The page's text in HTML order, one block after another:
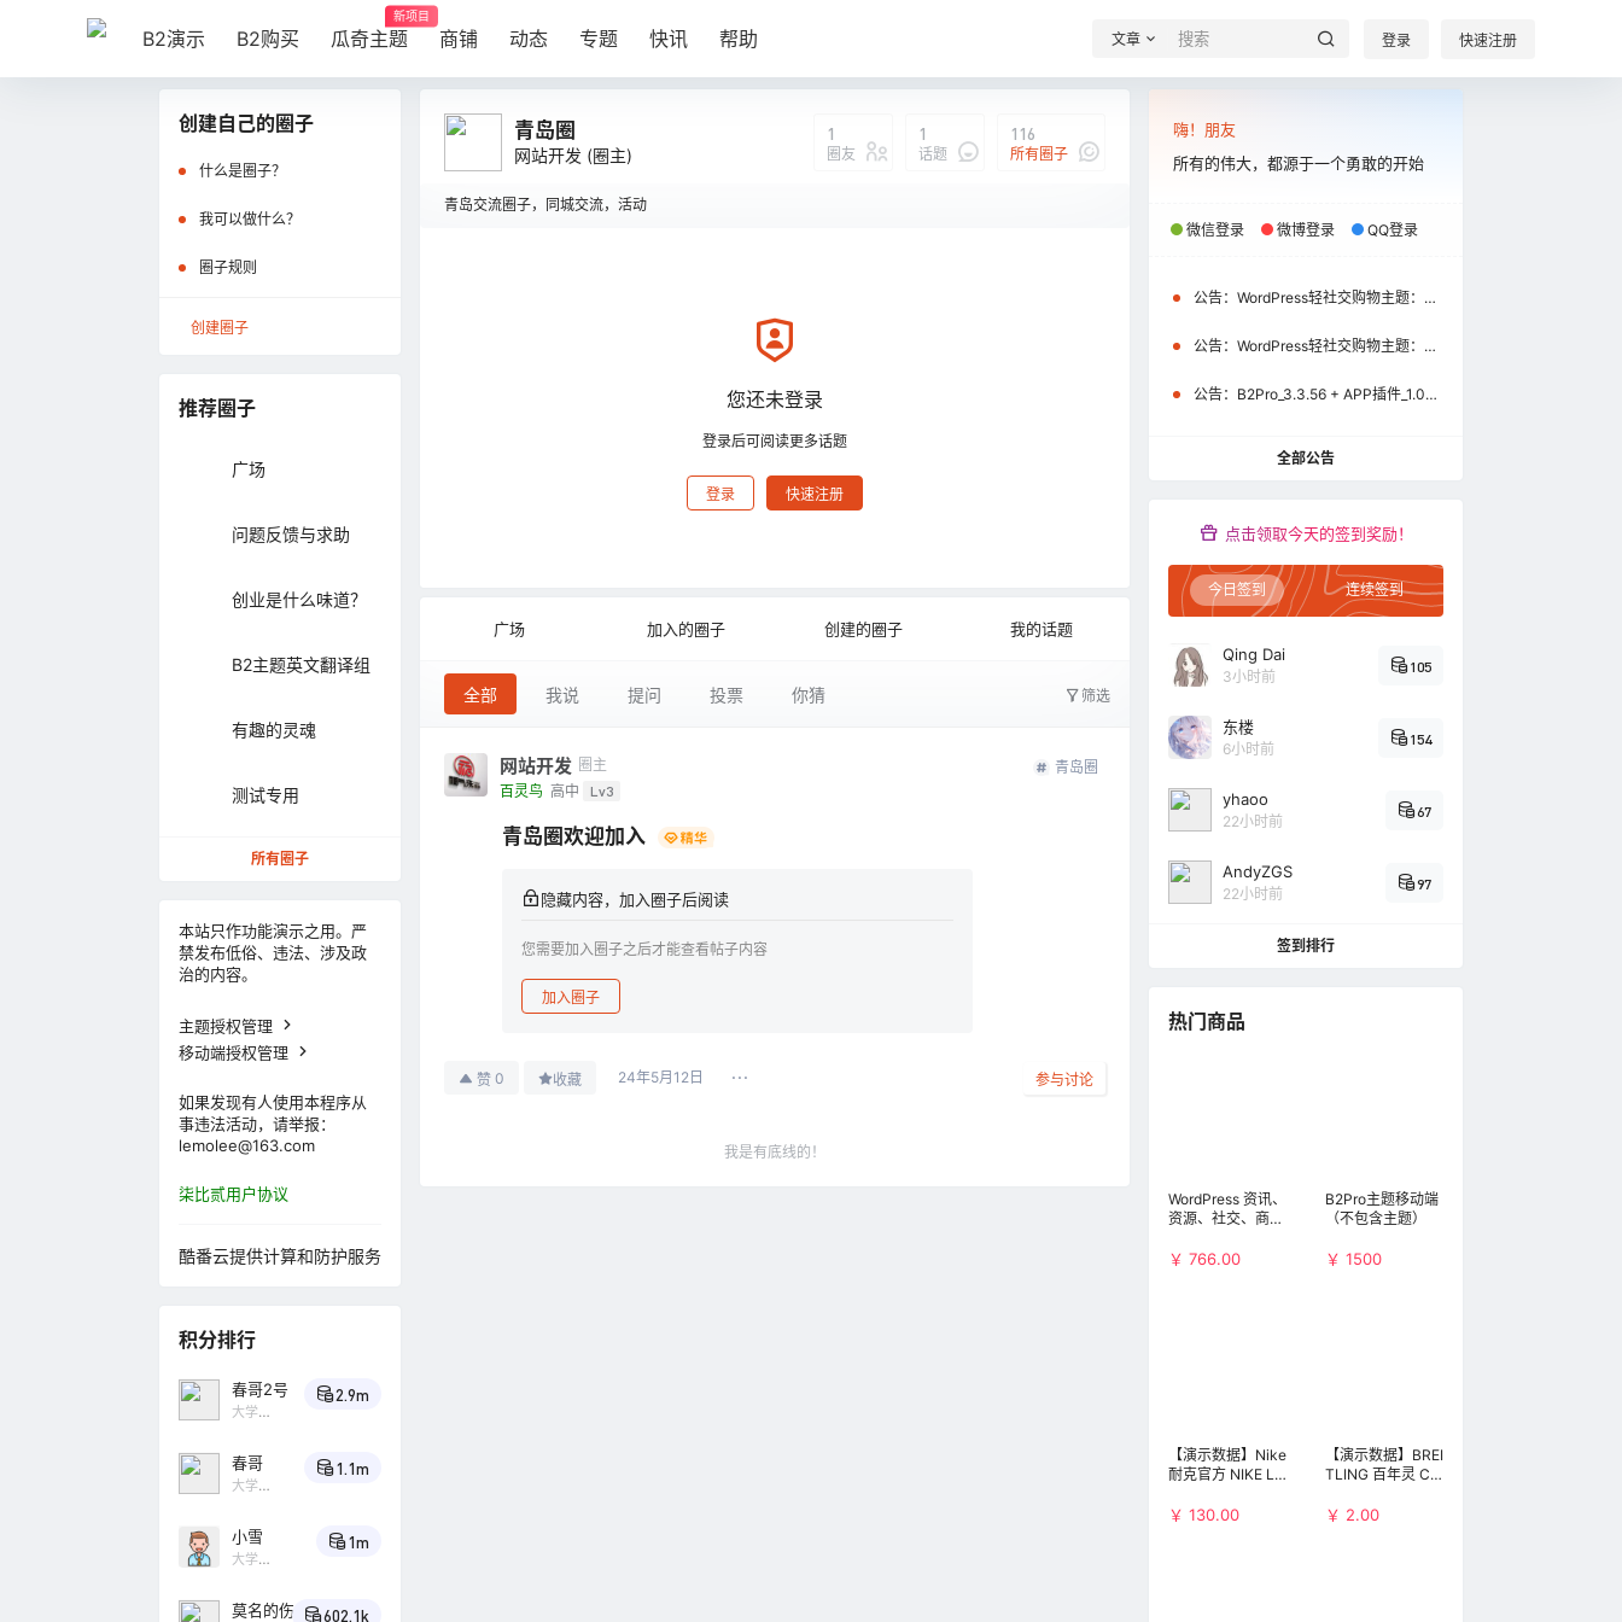
B2演示 B2购买 瓜奇主题
新项目
商铺 动态 专题 快讯 帮助 文章 登录 快速注册
创建自己的圈子
什么是圈子？
我可以做什么？
圈子规则
创建圈子
推荐圈子
广场
问题反馈与求助
创业是什么味道？
B2主题英文翻译组
有趣的灵魂
测试专用
所有圈子
本站只作功能演示之用。严
禁发布低俗、违法、涉及政
治的内容。
主题授权管理
移动端授权管理
如果发现有人使用本程序从
事违法活动，请举报：
lemolee@163.com
柒比贰用户协议
酷番云提供计算和防护服务
积分排行
春哥2号
大学
2.9m
春哥
大学
灵鸟
1.1m
小雪
大学
乌鸦
1m
莫名的伤 602.1k
青岛圈
网站开发 (圈主)
1
圈友
1
话题
116
所有圈子
青岛交流圈子，同城交流，活动
您还未登录
登录后可阅读更多话题
登录 快速注册
广场 加入的圈子 创建的圈子 我的话题
全部 我说 提问 投票 你猜 筛选
网站开发 圈主
百灵鸟 高中 Lv3
青岛圈
青岛圈欢迎加入
隐藏内容，加入圈子后阅读
您需要加入圈子之后才能查看帖子内容
加入圈子
赞 0 收藏 24年5月12日 参与讨论
我是有底线的！
嗨！朋友
所有的伟大，都源于一个勇敢的开始
微信登录 微博登录 QQ登录
公告： WordPress轻社交购物主题：B2Pro_3.8.2 + APP插件_1.2.1+uniapp源码_1.2.1（微信小程序\APP）更新通知
公告： WordPress轻社交购物主题：B2Pro_3.4.1 + APP插件_1.1.0+uniapp源码_1.1.0（微信小程序）更新通知
公告： B2Pro_3.3.56 + APP插件_1.0.9+uniapp源码_1.0.9更新公告
全部公告
点击领取今天的签到奖励！
今日签到 连续签到
Qing Dai
3小时前
105
东楼
6小时前
154
yhaoo
22小时前
67
AndyZGS
22小时前
97
签到排行
热门商品
WordPress 资讯、
资源、社交、商
多功能商用主题：
￥ 766.00
B2Pro主题移动端
（不包含主题）
￥ 1500
【演示数据】Nike
耐克官方 NIKE LF
W 男子运动鞋 AA
￥ 130.00
【演示数据】BREI
TLING 百年灵 Chr
ne AB01442J-B
￥ 2.00